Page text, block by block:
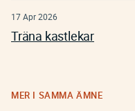
17 Apr 2026
Träna kastlekar
MER I SAMMA ÄMNE